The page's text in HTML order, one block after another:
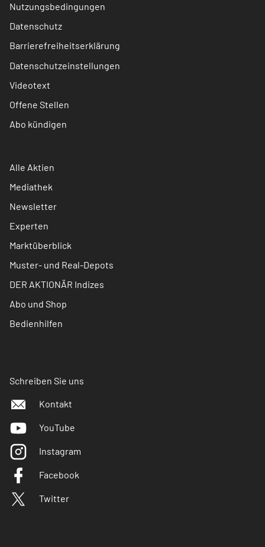
Nutzungsbedingungen
Datenschutz
Barrierefreiheitserklärung
Datenschutzeinstellungen
Videotext
Offene Stellen
Abo kündigen
Alle Aktien
Mediathek
Newsletter
Experten
Marktüberblick
Muster- und Real-Depots
DER AKTIONÄR Indizes
Abo und Shop
Bedienhilfen
Schreiben Sie uns
Kontakt
YouTube
Instagram
Facebook
Twitter